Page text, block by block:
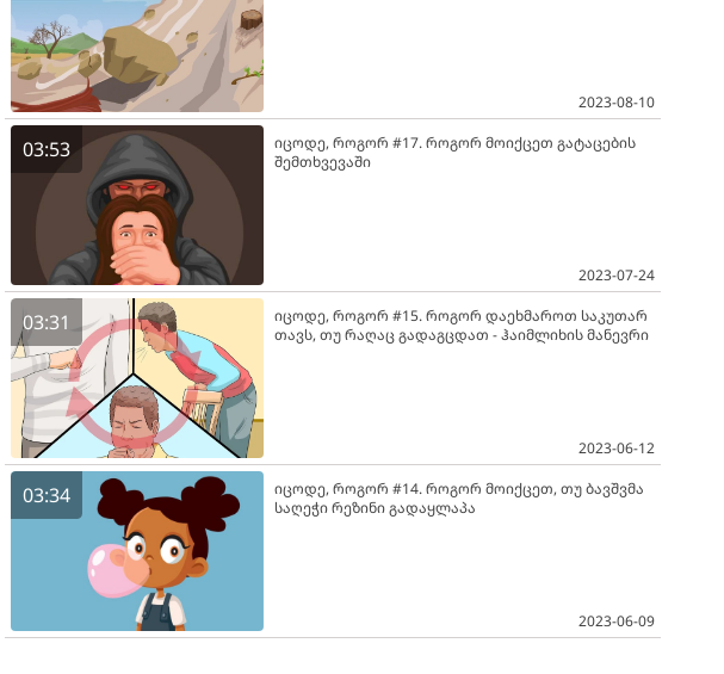
2023-08-10
03:53
იცოდე, როგორ #17. როგორ მოიქცეთ გატაცების
შემთხვევაში
2023-07-24
03:31
იცოდე, როგორ #15. როგორ დაეხმაროთ საკუთარ
თავს, თუ რაღაც გადაგცდათ - ჰაიმლიხის მანევრი
2023-06-12
03:34
იცოდე, როგორ #14. როგორ მოიქცეთ, თუ ბავშვმა
საღეჭი რეზინი გადაყლაპა
2023-06-09